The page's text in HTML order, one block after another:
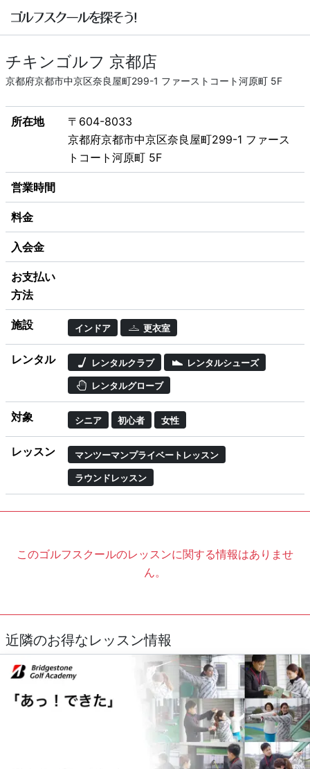
チキンゴルフ 京都店
京都府京都市中京区奈良屋町299-1 ファーストコート河原町 5F
所在地
〒604-8033
京都府京都市中京区奈良屋町299-1 ファース
トコート河原町 5F
営業時間
料金
入会金
お支払い
方法
施設 インドア 更衣室
レンタル レンタルクラブ レンタルシューズ
レンタルグローブ
対象 シニア 初心者 女性
レッスン マンツーマンプライベートレッスン
ラウンドレッスン
このゴルフスクールのレッスンに関する情報はありませ
ん。
近隣のお得なレッスン情報